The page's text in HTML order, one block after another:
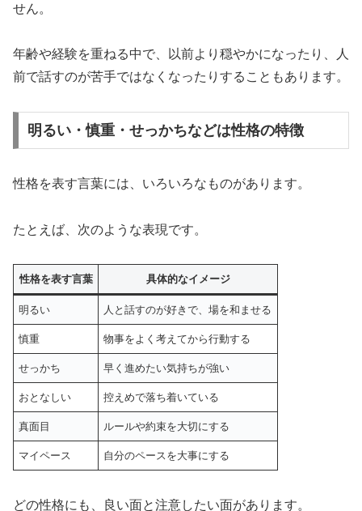
せん。
年齢や経験を重ねる中で、以前より穏やかになったり、人
前で話すのが苦手ではなくなったりすることもあります。
明るい・慎重・せっかちなどは性格の特徴
性格を表す言葉には、いろいろなものがあります。
たとえば、次のような表現です。
性格を表す言葉 具体的なイメージ
明るい 人と話すのが好きで、場を和ませる
慎重 物事をよく考えてから行動する
せっかち 早く進めたい気持ちが強い
おとなしい 控えめで落ち着いている
真面目 ルールや約束を大切にする
マイペース 自分のペースを大事にする
どの性格にも、良い面と注意したい面があります。